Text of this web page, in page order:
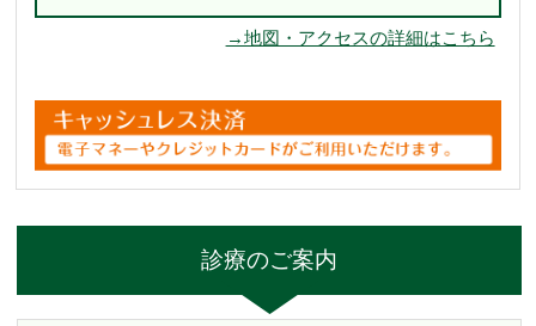
→地図・アクセスの詳細はこちら
診療のご案内